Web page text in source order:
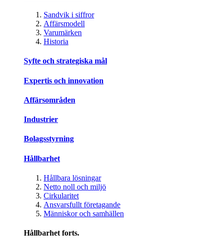
Sandvik i siffror
Affärsmodell
Varumärken
Historia
Syfte och strategiska mål
Expertis och innovation
Affärsområden
Industrier
Bolagsstyrning
Hållbarhet
Hållbara lösningar
Netto noll och miljö
Cirkularitet
Ansvarsfullt företagande
Människor och samhällen
Hållbarhet forts.